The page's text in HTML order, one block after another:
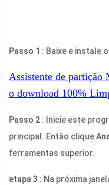
Passo 1 : Baixe e instale
Assistente de partição
o download 100%
Passo 2 : Inicie este
principal. Então clique
ferramentas superior.
etapa 3 : Na próxima